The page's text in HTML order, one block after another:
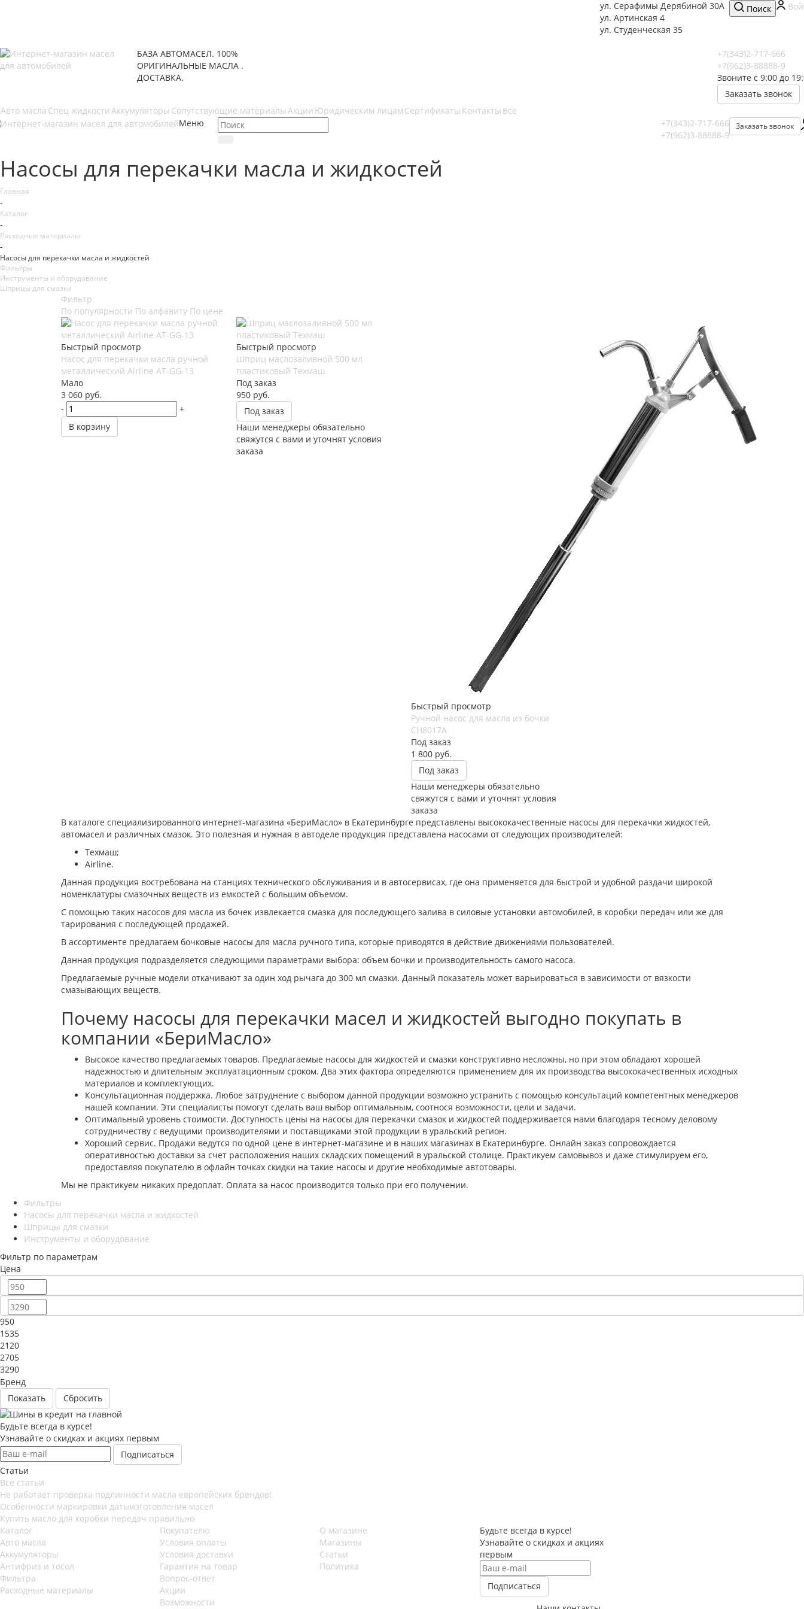
Поиск
ул. Серафимы Дерябиной 30А
ул. Артинская 4
ул. Студенческая 35
БАЗА АВТОМАСЕЛ. 100%
ОРИГИНАЛЬНЫЕ МАСЛА .
ДОСТАВКА.
+7(343)2-717-666
+7(962)3-88888-9
Звоните с 9:00 до
Заказать звонок
Авто масла Спец жидкостиАккумуляторы Сопутствующие материалыАкции Юридическим лицам Сертификаты Контакты Все
Меню
Заказать звонок
+7(343)2-717-666
+7(962)3-88888-9
Насосы для перекачки масла и жидкостей
Главная
-
Каталог
-
Расходные материалы
-
Насосы для перекачки масла и жидкостей
Фильтры
Инструменты и оборудование
Шприцы для смазки
Фильтр
По популярности По алфавиту По цене
Быстрый просмотр
Насос для перекачки масла ручной
металлический Airline AT-GG-13
Мало
3 060 руб.
-
+
В корзину
Быстрый просмотр
Шприц маслозаливной 500 мл
пластиковый Техмаш
Под заказ
950руб.
Под заказ
Наши менеджеры обязательно
свяжутся с вами и уточнят условия
заказа
Быстрый просмотр
Ручной насос для масла из бочки
CH8017A
Под заказ
1 800 руб.
Под заказ
Наши менеджеры обязательно
свяжутся с вами и уточнят условия
заказа
В каталоге специализированного интернет-магазина «БериМасло» в Екатеринбурге представлены высококачественные насосы для перекачки жидкостей,
автомасел и различных смазок. Это полезная и нужная в автоделе продукция представлена насосами от следующих производителей:
Техмаш;
Airline.
Данная продукция востребована на станциях технического обслуживания и в автосервисах, где она применяется для быстрой и удобной раздачи широкой
номенклатуры смазочных веществ из емкостей с большим объемом.
С помощью таких насосов для масла из бочек извлекается смазка для последующего залива в силовые установки автомобилей, в коробки передач или же для
тарирования с последующей продажей.
В ассортименте предлагаем бочковые насосы для масла ручного типа, которые приводятся в действие движениями пользователей.
Данная продукция подразделяется следующими параметрами выбора: объем бочки и производительность самого насоса.
Предлагаемые ручные модели откачивают за один ход рычага до 300 мл смазки. Данный показатель может варьироваться в зависимости от вязкости
смазывающих веществ.
Почему насосы для перекачки масел и жидкостей выгодно покупать в
компании «БериМасло»
Высокое качество предлагаемых товаров. Предлагаемые насосы для жидкостей и смазки конструктивно несложны, но при этом обладают хорошей
надежностью и длительным эксплуатационным сроком. Два этих фактора определяются применением для их производства высококачественных исходных
материалов и комплектующих.
Консультационная поддержка. Любое затруднение с выбором данной продукции возможно устранить с помощью консультаций компетентных менеджеров
нашей компании. Эти специалисты помогут сделать ваш выбор оптимальным, соотнося возможности, цели и задачи.
Оптимальный уровень стоимости. Доступность цены на насосы для перекачки смазок и жидкостей поддерживается нами благодаря тесному деловому
сотрудничеству с ведущими производителями и поставщиками этой продукции в уральский регион.
Хороший сервис. Продажи ведутся по одной цене в интернет-магазине и в наших магазинах в Екатеринбурге. Онлайн заказ сопровождается
оперативностью доставки за счет расположения наших складских помещений в уральской столице. Практикуем самовывоз и даже стимулируем его,
предоставляя покупателю в офлайн точках скидки на такие насосы и другие необходимые автотовары.
Мы не практикуем никаких предоплат. Оплата за насос производится только при его получении.
Фильтры
Насосы для перекачки масла и жидкостей
Шприцы для смазки
Инструменты и оборудование
Фильтр по параметрам
Цена
950
1535
2120
2705
3290
Бренд
Сбросить
Будьте всегда в курсе!
Узнавайте о скидках и акциях первым
Статьи
Все статьи
Не работает проверка подлинности масла европейских брендов!
Особенности маркировки датыизготовления масел
Купить масло для коробки передач правильно
Каталог
Авто масла
Аккумуляторы
Антифриз и тосол
Фильтра
Расходные материалы
Покупателю
Условия оплаты
Условия доставки
Гарантия на товар
Вопрос-ответ
Акции
Возможности
О магазине
Магазины
Статьи
Политика
Будьте всегда в курсе!
Узнавайте о скидках и акциях
первым